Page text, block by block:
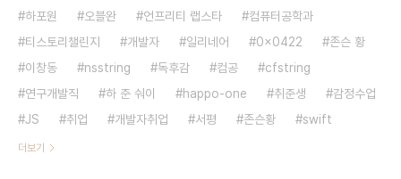
하포원
오블완 언프리티 랩스타
컴퓨터공학과
티스토리챌린지
개발자 일리네어 0x0422
존슨 황
이창동
nsstring 독후감 컴공
cfstring
연구개발직
하 준 숴이 happo-one 취준생
감정수업
JS
취업 개발자취업 서평 존슨황 swift
더보기